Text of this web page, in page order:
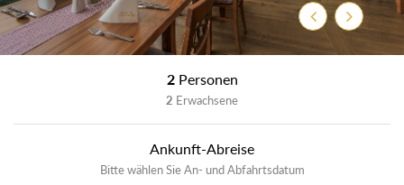
ZurückWeiter
2 Personen
2 Erwachsene
Ankunft-Abreise
Bitte wählen Sie An- und Abfahrtsdatum